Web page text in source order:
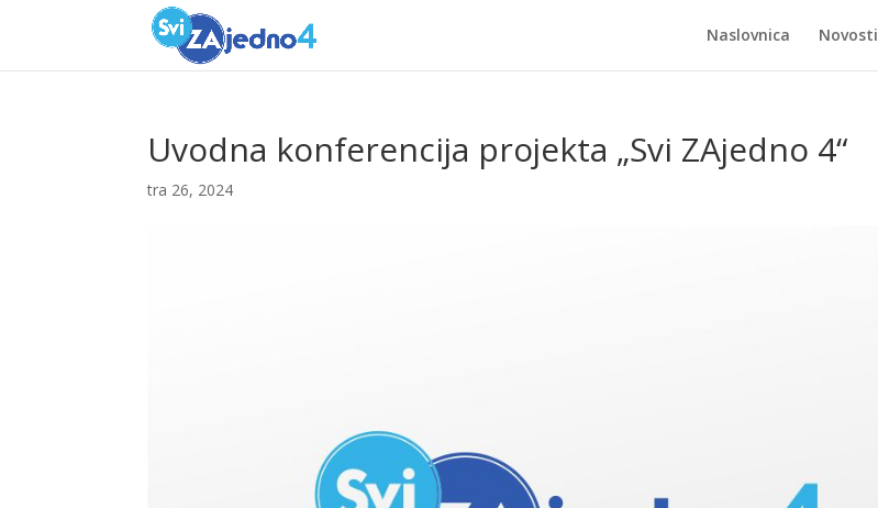
Naslovnica Novosti
Uvodna konferencija projekta „Svi ZAjedno 4“
tra 26, 2024